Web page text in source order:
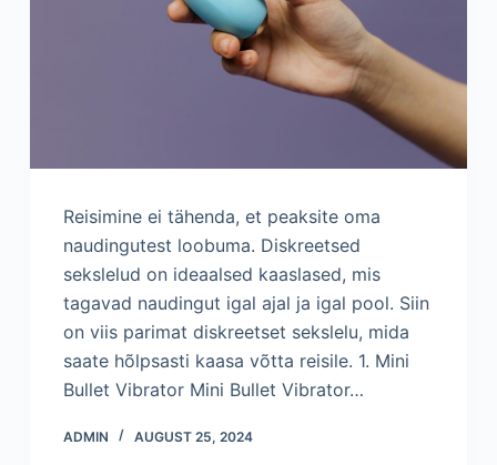
Reisimine ei tähenda, et peaksite oma
naudingutest loobuma. Diskreetsed
sekslelud on ideaalsed kaaslased, mis
tagavad naudingut igal ajal ja igal pool. Siin
on viis parimat diskreetset sekslelu, mida
saate hõlpsasti kaasa võtta reisile. 1. Mini
Bullet Vibrator Mini Bullet Vibrator…
ADMIN AUGUST 25, 2024